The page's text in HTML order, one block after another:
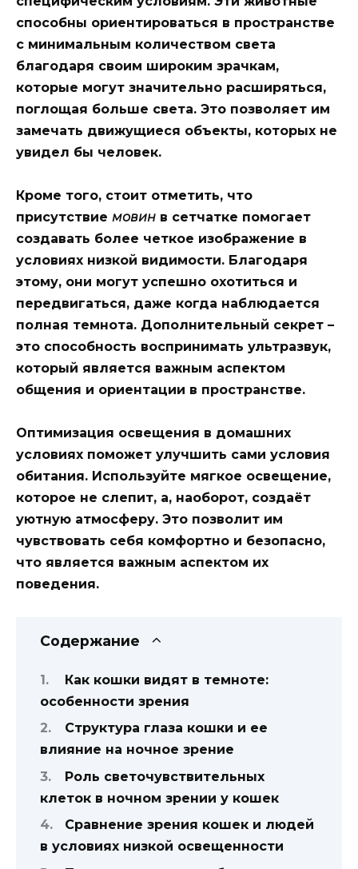
способны ориентироваться в пространстве
с минимальным количеством света
благодаря своим широким зрачкам,
которые могут значительно расширяться,
поглощая больше света. Это позволяет им
замечать движущиеся объекты, которых не
увидел бы человек.
Кроме того, стоит отметить, что
присутствие мовин в сетчатке помогает
создавать более четкое изображение в
условиях низкой видимости. Благодаря
этому, они могут успешно охотиться и
передвигаться, даже когда наблюдается
полная темнота. Дополнительный секрет –
это способность воспринимать ультразвук,
который является важным аспектом
общения и ориентации в пространстве.
Оптимизация освещения в домашних
условиях поможет улучшить сами условия
обитания. Используйте мягкое освещение,
которое не слепит, а, наоборот, создаёт
уютную атмосферу. Это позволит им
чувствовать себя комфортно и безопасно,
что является важным аспектом их
поведения.
Содержание
Как кошки видят в темноте:
особенности зрения
Структура глаза кошки и ее
влияние на ночное зрение
Роль светочувствительных
клеток в ночном зрении у кошек
Сравнение зрения кошек и людей
в условиях низкой освещенности